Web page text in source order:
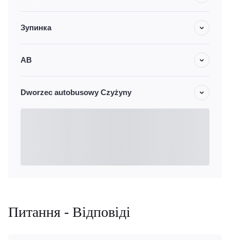
Зупинка
АВ
Dworzec autobusowy Czyżyny
Питання - Відповіді